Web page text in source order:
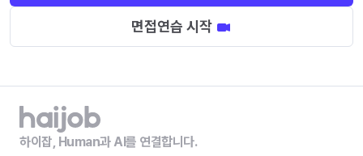
면접연습 시작
하이잡, Human과 AI를 연결합니다.